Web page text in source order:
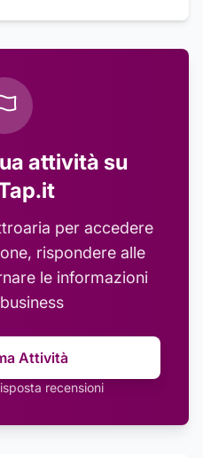
attività su
per accedere
rispondere alle
le informazioni
Attività
recensioni